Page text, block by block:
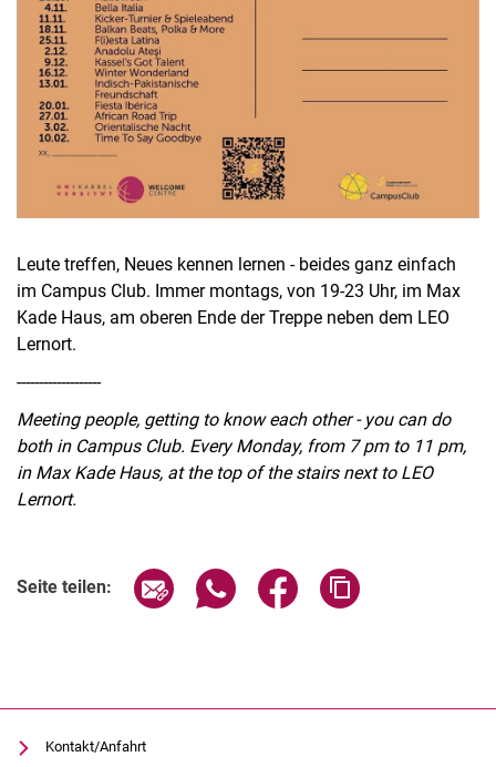
Leute treffen, Neues kennen lernen - beides ganz einfach
im Campus Club. Immer montags, von 19-23 Uhr, im Max
Kade Haus, am oberen Ende der Treppe neben dem LEO
Lernort.
-------------------
Meeting people, getting to know each other - you can do
both in Campus Club. Every Monday, from 7 pm to 11 pm,
in Max Kade Haus, at the top of the stairs next to LEO
Lernort.
Seite teilen: Seite über E-Mail teilen
Seite über WhatsApp teilen
Seite über Facebook
Kontakt/Anfahrt